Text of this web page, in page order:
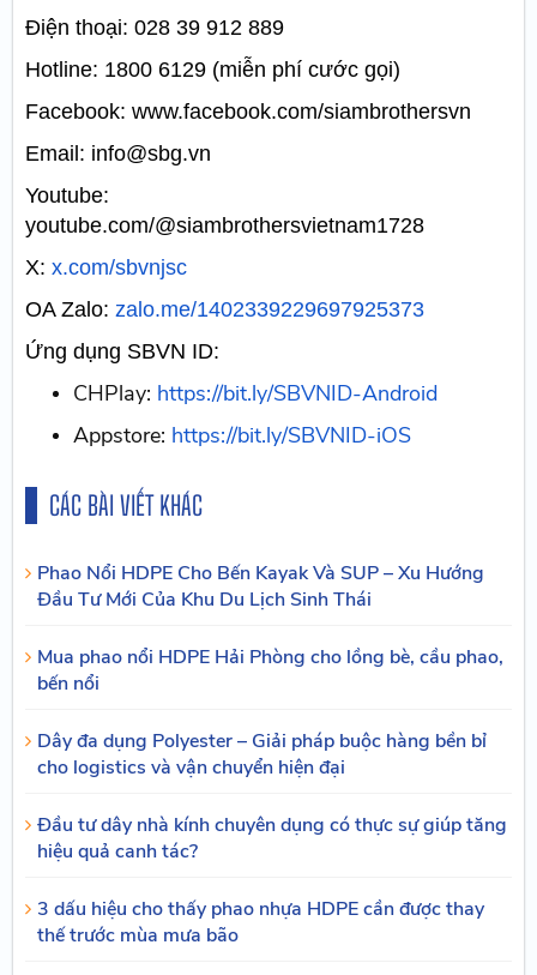
Điện thoại: 028 39 912 889
Hotline: 1800 6129 (miễn phí cước gọi)
Facebook:www.facebook.com/siambrothersvn
Email: info@sbg.vn
Youtube:
youtube.com/@siambrothersvietnam1728
X:x.com/sbvnjsc
OA Zalo:zalo.me/1402339229697925373
Ứng dụng SBVN ID:
CHPlay: https://bit.ly/SBVNID-Android
Appstore: https://bit.ly/SBVNID-iOS
CÁC BÀI VIẾT KHÁC
Phao Nổi HDPE Cho Bến Kayak Và SUP – Xu Hướng
Đầu Tư Mới Của Khu Du Lịch Sinh Thái
Mua phao nổi HDPE Hải Phòng cho lồng bè, cầu phao,
bến nổi
Dây đa dụng Polyester – Giải pháp buộc hàng bền bỉ
cho logistics và vận chuyển hiện đại
Đầu tư dây nhà kính chuyên dụng có thực sự giúp tăng
hiệu quả canh tác?
3 dấu hiệu cho thấy phao nhựa HDPE cần được thay
thế trước mùa mưa bão